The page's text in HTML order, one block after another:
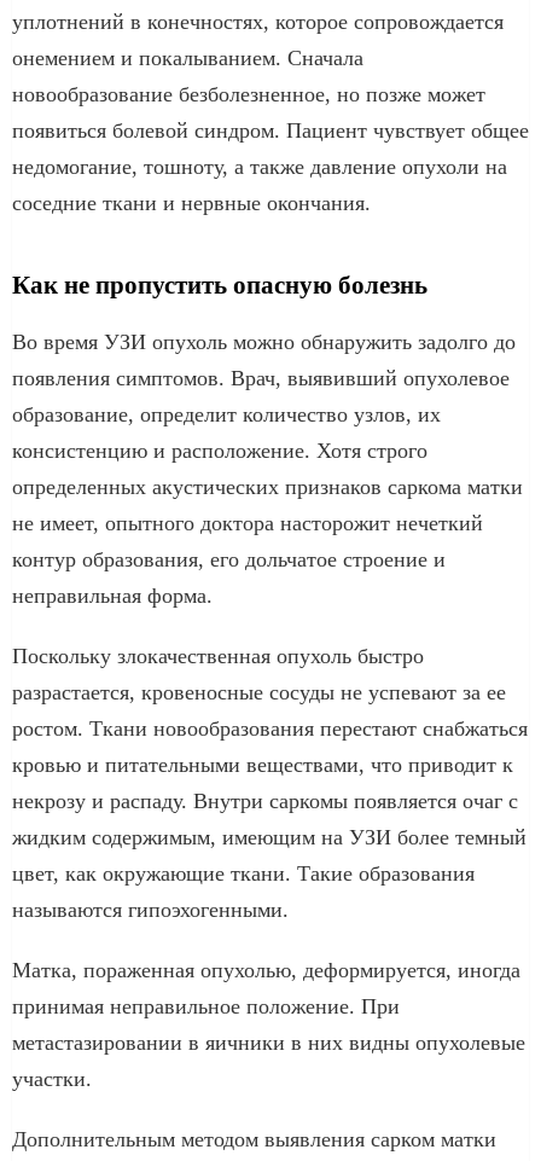
уплотнений в конечностях, которое сопровождается
онемением и покалыванием. Сначала
новообразование безболезненное, но позже может
появиться болевой синдром. Пациент чувствует общее
недомогание, тошноту, а также давление опухоли на
соседние ткани и нервные окончания.
Как не пропустить опасную болезнь
Во время УЗИ опухоль можно обнаружить задолго до
появления симптомов. Врач, выявивший опухолевое
образование, определит количество узлов, их
консистенцию и расположение. Хотя строго
определенных акустических признаков саркома матки
не имеет, опытного доктора насторожит нечеткий
контур образования, его дольчатое строение и
неправильная форма.
Поскольку злокачественная опухоль быстро
разрастается, кровеносные сосуды не успевают за ее
ростом. Ткани новообразования перестают снабжаться
кровью и питательными веществами, что приводит к
некрозу и распаду. Внутри саркомы появляется очаг с
жидким содержимым, имеющим на УЗИ более темный
цвет, как окружающие ткани. Такие образования
называются гипоэхогенными.
Матка, пораженная опухолью, деформируется, иногда
принимая неправильное положение. При
метастазировании в яичники в них видны опухолевые
участки.
Дополнительным методом выявления сарком матки